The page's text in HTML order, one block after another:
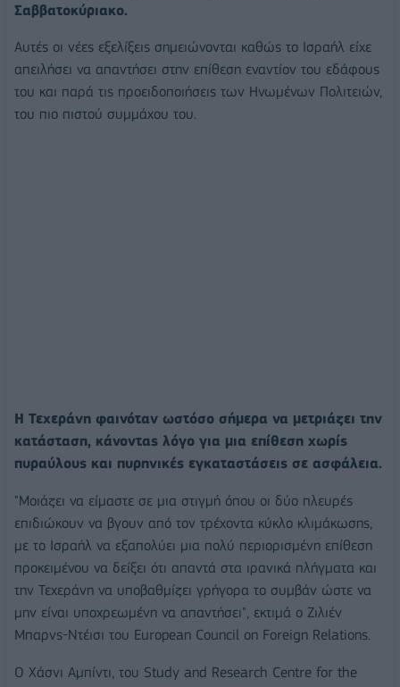
Σαββατοκύριακο.
Αυτές οι νέες εξελίξεις σημειώνονται καθώς το Ισραήλ είχε
απειλήσει να απαντήσει στην επίθεση εναντίον του εδάφους
του και παρά τις προειδοποιήσεις των Ηνωμένων Πολιτειών,
του πιο πιστού συμμάχου του.
Η Τεχεράνη φαινόταν ωστόσο σήμερα να μετριάζει την
κατάσταση, κάνοντας λόγο για μια επίθεση χωρίς
πυραύλους και πυρηνικές εγκαταστάσεις σε ασφάλεια.
"Μοιάζει να είμαστε σε μια στιγμή όπου οι δύο πλευρές
επιδιώκουν να βγουν από τον τρέχοντα κύκλο κλιμάκωσης,
με το Ισραήλ να εξαπολύει μια πολύ περιορισμένη επίθεση
προκειμένου να δείξει ότι απαντά στα ιρανικά πλήγματα και
την Τεχεράνη να υποβαθμίζει γρήγορα το συμβάν ώστε να
μην είναι υποχρεωμένη να απαντήσει", εκτιμά ο Ζιλιέν
Μπαρνς-Ντέισι του European Council on Foreign Relations.
Ο Χάσνι Αμπίντι, του Study and Research Centre for the